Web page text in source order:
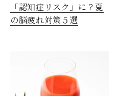
「認知症リスク」に？夏
の脳疲れ対策５選